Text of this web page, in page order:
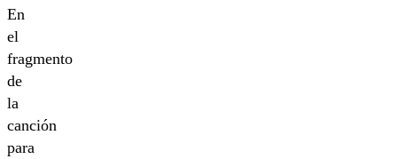
En
el
fragmento
de
la
canción
para